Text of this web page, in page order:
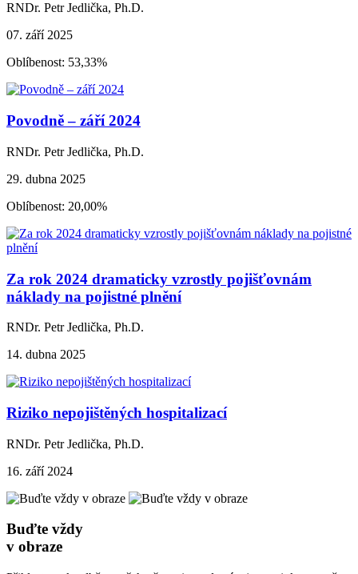
RNDr. Petr Jedlička, Ph.D.
07. září 2025
Oblíbenost: 53,33%
Povodně – září 2024
RNDr. Petr Jedlička, Ph.D.
29. dubna 2025
Oblíbenost: 20,00%
Za rok 2024 dramaticky vzrostly pojišťovnám
náklady na pojistné plnění
RNDr. Petr Jedlička, Ph.D.
14. dubna 2025
Riziko nepojištěných hospitalizací
RNDr. Petr Jedlička, Ph.D.
16. září 2024
Buďte vždy
v obraze